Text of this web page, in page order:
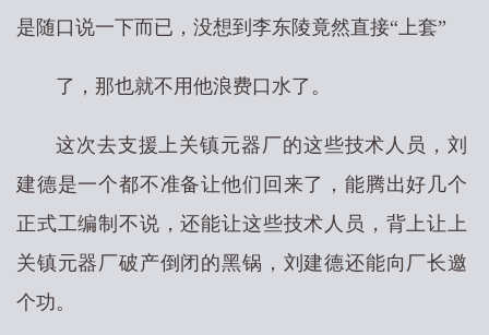
是随口说一下而已，没想到李东陵竟然直接“上套”
了，那也就不用他浪费口水了。
这次去支援上关镇元器厂的这些技术人员，刘
建德是一个都不准备让他们回来了，能腾出好几个
正式工编制不说，还能让这些技术人员，背上让上
关镇元器厂破产倒闭的黑锅，刘建德还能向厂长邀
个功。